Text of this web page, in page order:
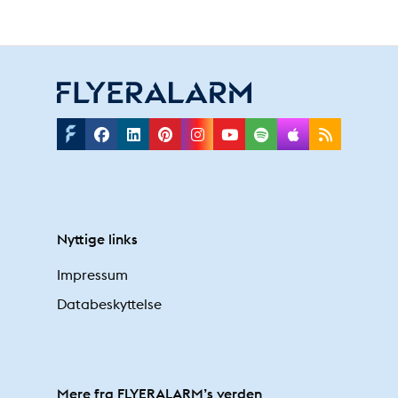
Facebook
Linkedin
Pinterest
Instagram
Youtube
SpotifyRss
Nyttige links
Impressum
Databeskyttelse
Mere fra FLYERALARM’s verden